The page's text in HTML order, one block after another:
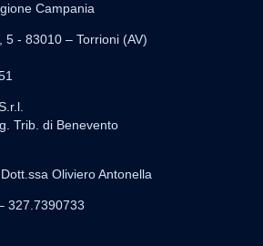
Campania
5 - 83010 – Torrioni (AV)
Trib. di Benevento
Oliviero Antonella
327.7390733